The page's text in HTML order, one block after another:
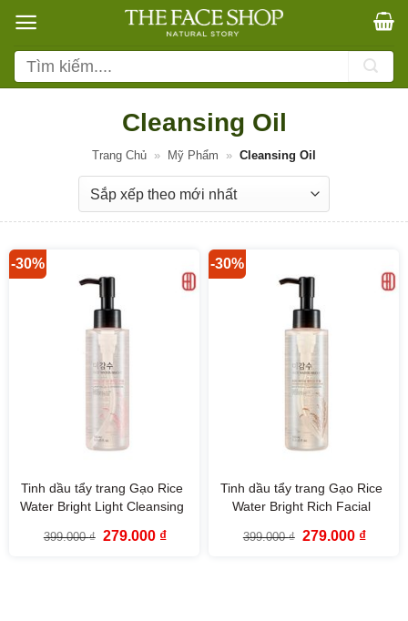
qua
nội
dung
Tìm
kiếm:
Cleansing Oil
Trang Chủ » Mỹ Phẩm » Cleansing Oil
-30%
Tinh dầu tẩy trang Gạo Rice
Water Bright Light Cleansing
399.000₫ Giá
279.000 ₫Giá
-30%
Tinh dầu tẩy trang Gạo Rice
Water Bright Rich Facial
(150ml)
399.000₫ Giá
279.000 ₫Giá